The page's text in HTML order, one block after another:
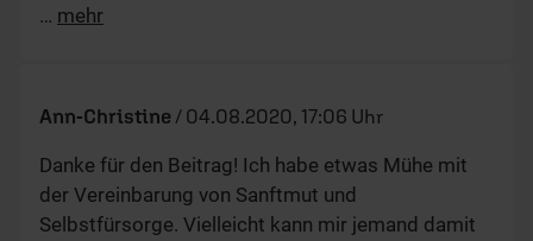
… mehr
Ann-Christine / 04.08.2020, 17:06 Uhr
Danke für den Beitrag! Ich habe etwas Mühe mit
der Vereinbarung von Sanftmut und
Selbstfürsorge. Vielleicht kann mir jemand damit